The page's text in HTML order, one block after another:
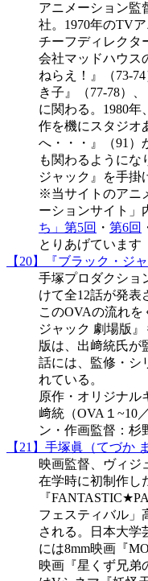
アニメーション監
社。1970年のTV
チーフディレクタ
会社マッドハウス
ねらえ！』（73-
き子』（77-78）
に関わる。1980年
作を機にスタジオ
へ・・・』（91）
も関わるようにな
ジャック』を手掛
※当サイトのアニ
ーションサイト」
ち」第5回 ・ 第6回
とりあげています
【20】『ブラック・ジ
手塚プロダクショ
けて全12話が発表
このOVAの流れを
ジャック 劇場版
版は、出﨑統氏が
話には、監修・シ
れている。
原作・オリジナル
﨑統（OVA１~10
ン・作画監督：杉
【21】手塚眞（てづか
映画監督、ヴィジ
在学時に初制作し
『
フェスティバル」
される。日本大学
には8mm映画『
映画『星くず兄弟